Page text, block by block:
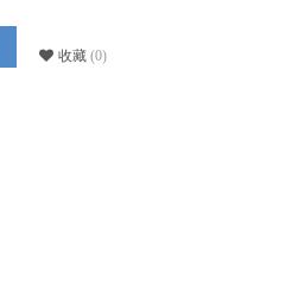
收藏 (0)